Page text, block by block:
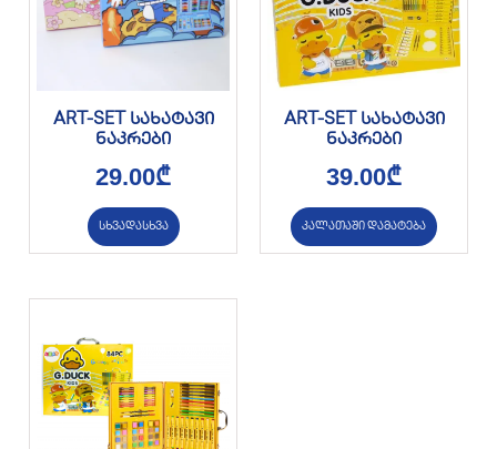
ART-SET სახატავი
ნაკრები
29.00₾
სხვადასხვა
ART-SET სახატავი
ნაკრები
39.00₾
კალათაში დამატება